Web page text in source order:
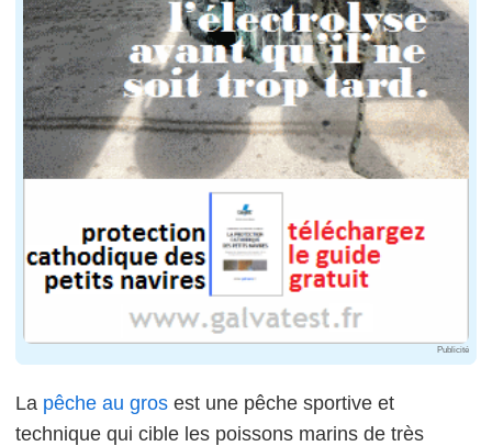
Publicité
La pêche au gros est une pêche sportive et
technique qui cible les poissons marins de très